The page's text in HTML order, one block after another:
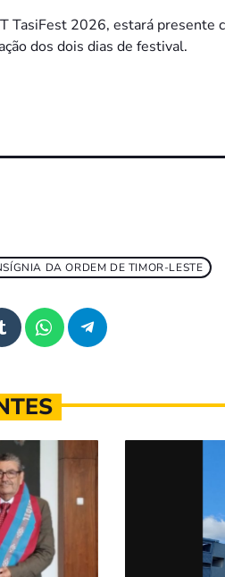
TasiFest 2026, estará presente
dos dois dias de festival.
DA ORDEM DE TIMOR-LESTE